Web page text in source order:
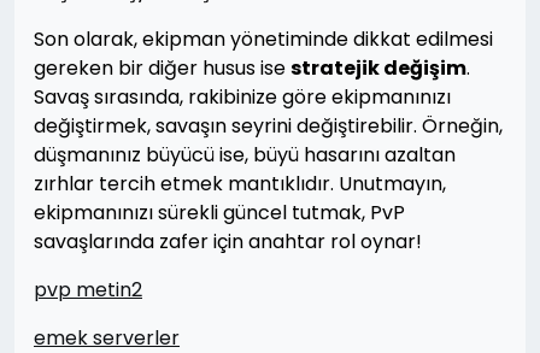
Son olarak, ekipman yönetiminde dikkat edilmesi
gereken bir diğer husus isestratejik değişim.
Savaş sırasında, rakibinize göre ekipmanınızı
değiştirmek, savaşın seyrini değiştirebilir. Örneğin,
düşmanınız büyücü ise, büyü hasarını azaltan
zırhlar tercih etmek mantıklıdır. Unutmayın,
ekipmanınızı sürekli güncel tutmak, PvP
savaşlarında zafer için anahtar rol oynar!
pvp metin2
emek serverler